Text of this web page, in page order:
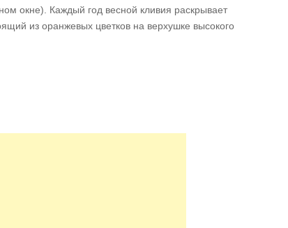
окне). Каждый год весной кливия раскрывает
из оранжевых цветков на верхушке высокого